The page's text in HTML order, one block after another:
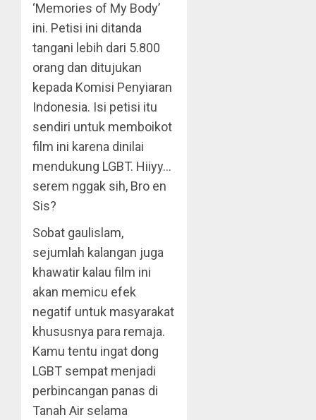
‘Memories of My Body’
ini. Petisi ini ditanda
tangani lebih dari 5.800
orang dan ditujukan
kepada Komisi Penyiaran
Indonesia. Isi petisi itu
sendiri untuk memboikot
film ini karena dinilai
mendukung LGBT. Hiiyy…
serem nggak sih, Bro en
Sis?
Sobat gaulislam,
sejumlah kalangan juga
khawatir kalau film ini
akan memicu efek
negatif untuk masyarakat
khususnya para remaja.
Kamu tentu ingat dong
LGBT sempat menjadi
perbincangan panas di
Tanah Air selama